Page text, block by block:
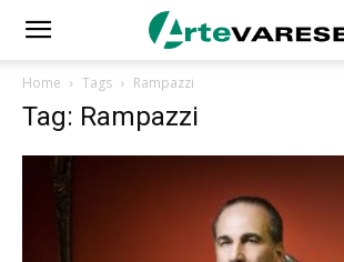
Home Tags Rampazzi
Tag: Rampazzi